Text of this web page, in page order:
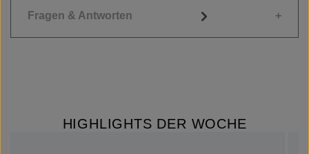
Fragen & Antworten
HIGHLIGHTS DER WOCHE